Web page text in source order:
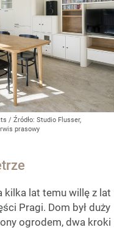
/ Źródło: Studio Flusser,
prasowy
kilka lat temu willę z lat
Pragi. Dom był duży
ogrodem, dwa kroki